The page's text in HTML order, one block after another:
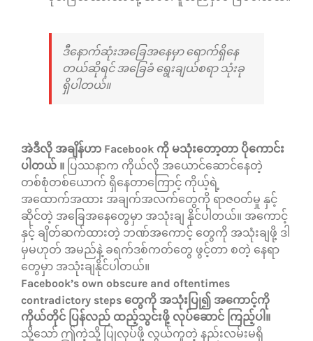
ဒီနောက်ဆုံးအခြေအနေမှာ ရောက်ရှိနေ
တယ်ဆိုရင် အခြေခံ ရွေးချယ်စရာ သုံးခု
ရှိပါတယ်။
အဲဒီလို အချိန်ဟာ Facebook ကို မသုံးတော့တာ ပိုကောင်း
ပါတယ် ။ပြဿနာက ကိုယ်လို အယောင်ဆောင်နေတဲ့
တစ်စုံတစ်ယောက် ရှိနေတာကြောင့် ကိုယ့်ရဲ့
အထောက်အထား အချက်အလက်တွေကို ရာဇ၀တ်မှု နှင့်
ဆိုင်တဲ့ အခြေအနေတွေမှာ အသုံးချ နိုင်ပါတယ်။ အကောင့်
နှင့် ချိတ်ဆက်ထားတဲ့ ဘဏ်အကောင့် တွေကို အသုံးချဖို့ ဒါ
မှမဟုတ် အမည်နဲ့ ခရက်ဒစ်ကတ်တွေ ဖွင့်တာ စတဲ့ နေရာ
တွေမှာ အသုံးချနိုင်ပါတယ်။
Facebook’s own obscure and oftentimes
contradictory steps တွေကို အသုံးပြု၍ အကောင့်ကို
ကိုယ်တိုင် ပြန်လည် ထည့်သွင်းဖို့ လုပ်ဆောင် ကြည့်ပါ။
သို့သော် ဤကဲ့သို့ ပြုလုပ်ဖို့ လွယ်ကူတဲ့ နည်းလမ်းမရှိ